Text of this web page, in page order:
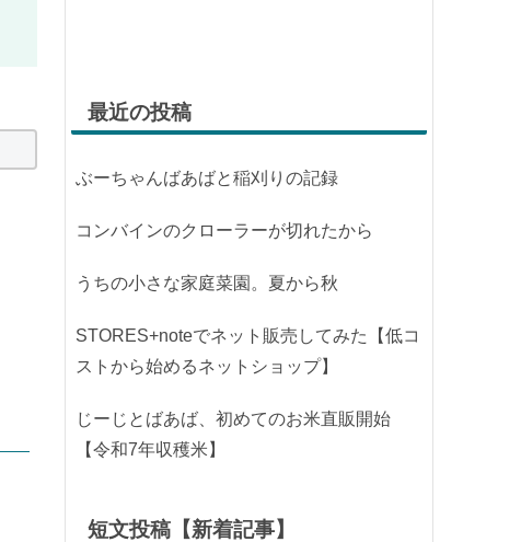
最近の投稿
ぶーちゃんばあばと稲刈りの記録
コンバインのクローラーが切れたから
うちの小さな家庭菜園。夏から秋
STORES+noteでネット販売してみた【低コ
ストから始めるネットショップ】
じーじとばあば、初めてのお米直販開始
【令和7年収穫米】
短文投稿【新着記事】